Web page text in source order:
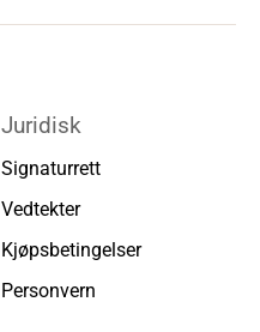
Juridisk
Signaturrett
Vedtekter
Kjøpsbetingelser
Personvern